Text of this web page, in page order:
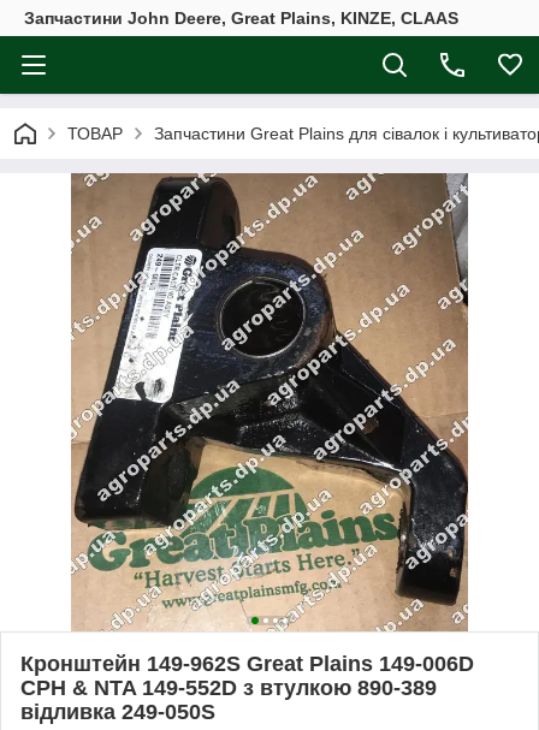
Запчастини John Deere, Great Plains, KINZE, CLAAS
ТОВАР Запчастини Great Plains для сівалок і
Кронштейн 149-962S Great Plains 149-006D
CPH & NTA 149-552D з втулкою 890-389
відливка 249-050S